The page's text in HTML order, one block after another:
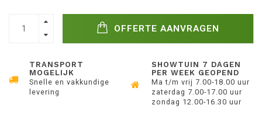
OFFERTE AANVRAGEN
TRANSPORT
MOGELIJK
Snelle en vakkundige
levering
SHOWTUIN 7 DAGEN
PER WEEK GEOPEND
Ma t/m vrij 7.00-18.00 uur
zaterdag 7.00-17.00 uur
zondag 12.00-16.30 uur